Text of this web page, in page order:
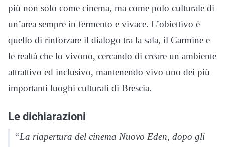
più non solo come cinema, ma come polo culturale di
un’area sempre in fermento e vivace. L’obiettivo è
quello di rinforzare il dialogo tra la sala, il Carmine e
le realtà che lo vivono, cercando di creare un ambiente
attrattivo ed inclusivo, mantenendo vivo uno dei più
importanti luoghi culturali di Brescia.
Le dichiarazioni
“La riapertura del cinema Nuovo Eden, dopo gli